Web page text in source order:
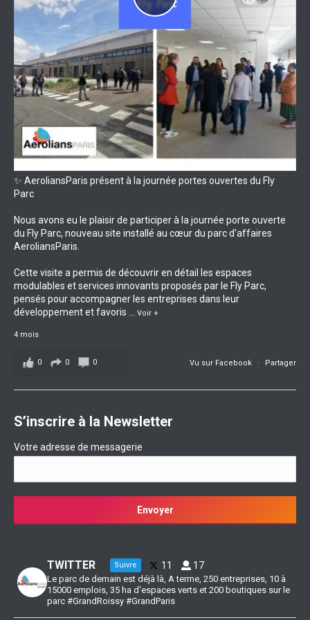
✨ AeroliansParis présent à la journée portes ouvertes du Fly
Parc
Nous avons eu le plaisir de participer à la journée porte ouverte
du Fly Parc, nouveau site installé au cœur du parc d’affaires
AeroliansParis.
Cette visite a permis de découvrir en détail les espaces
modulables et services innovants proposés par le Fly Parc,
pensés pour accompagner les entreprises dans leur
développement et favoris
Voir +
4 mois
Vu sur Facebook · Partager
0 0 0
S’inscrire à la Newsletter
Votre adresse de messagerie
TWITTER Suivre 11 17
Le parc de demain est déjà là, A terme, 250 entreprises, 10 à
15000 emplois, 35 ha d'espaces verts et 200 boutiques sur le
parc #GrandRoissy #GrandParis